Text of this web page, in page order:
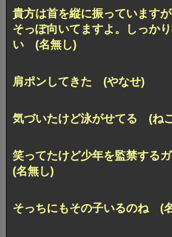
貴方は首を縦に振っています
そっぽ向いてますよ。しっか
い (名無し)
肩ポンしてきた (やなせ)
気づいたけど泳がせてる (ね
笑ってたけど少年を監禁する
(名無し)
そっちにもその子いるのね (